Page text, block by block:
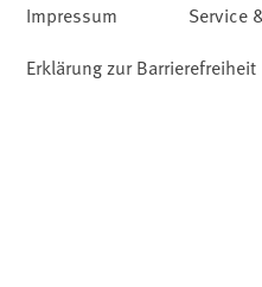
Impressum Service
Erklärung zur Barrierefreiheit